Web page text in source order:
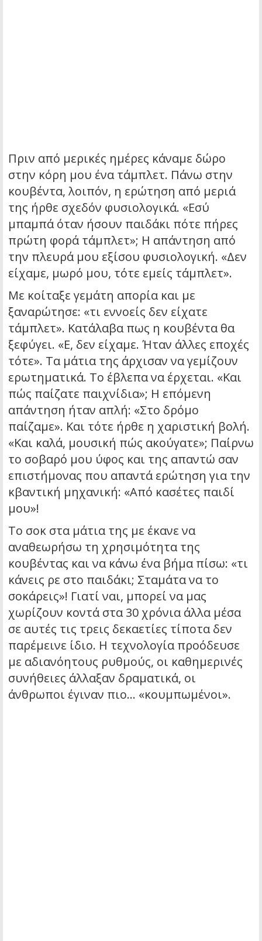
Πριν από μερικές ημέρες κάναμε δώρο
στην κόρη μου ένα τάμπλετ. Πάνω στην
κουβέντα, λοιπόν, η ερώτηση από μεριά
της ήρθε σχεδόν φυσιολογικά. «Εσύ
μπαμπά όταν ήσουν παιδάκι πότε πήρες
πρώτη φορά τάμπλετ»; Η απάντηση από
την πλευρά μου εξίσου φυσιολογική. «Δεν
είχαμε, μωρό μου, τότε εμείς τάμπλετ».
Με κοίταξε γεμάτη απορία και με
ξαναρώτησε: «τι εννοείς δεν είχατε
τάμπλετ». Κατάλαβα πως η κουβέντα θα
ξεφύγει. «Ε, δεν είχαμε. Ήταν άλλες εποχές
τότε». Τα μάτια της άρχισαν να γεμίζουν
ερωτηματικά. Το έβλεπα να έρχεται. «Και
πώς παίζατε παιχνίδια»; Η επόμενη
απάντηση ήταν απλή: «Στο δρόμο
παίζαμε». Και τότε ήρθε η χαριστική βολή.
«Και καλά, μουσική πώς ακούγατε»; Παίρνω
το σοβαρό μου ύφος και της απαντώ σαν
επιστήμονας που απαντά ερώτηση για την
κβαντική μηχανική: «Από κασέτες παιδί
μου»!
Το σοκ στα μάτια της με έκανε να
αναθεωρήσω τη χρησιμότητα της
κουβέντας και να κάνω ένα βήμα πίσω: «τι
κάνεις ρε στο παιδάκι; Σταμάτα να το
σοκάρεις»! Γιατί ναι, μπορεί να μας
χωρίζουν κοντά στα 30 χρόνια άλλα μέσα
σε αυτές τις τρεις δεκαετίες τίποτα δεν
παρέμεινε ίδιο. Η τεχνολογία προόδευσε
με αδιανόητους ρυθμούς, οι καθημερινές
συνήθειες άλλαξαν δραματικά, οι
άνθρωποι έγιναν πιο… «κουμπωμένοι».